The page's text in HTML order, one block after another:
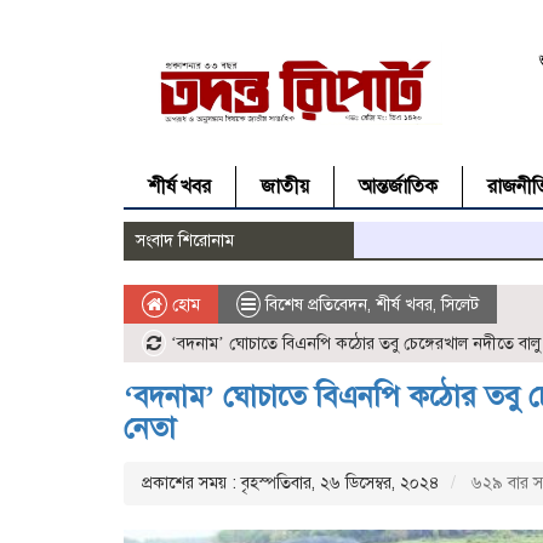
শীর্ষ খবর জাতীয় আন্তর্জাতিক
সংবাদ শিরোনাম
হোম বিশেষ প্রতিবেদন,শীর্ষ খবর,সিলেট
‘বদনাম’ ঘোচাতে বিএনপি কঠোর তবু চেঙ্গেরখাল নদীতে
‘বদনাম’ ঘোচাতে বিএনপি কঠোর তবু
নেতা
প্রকাশের সময় : বৃহস্পতিবার, ২৬ ডিসেম্বর, ২০২৪ ৬২৯ বার